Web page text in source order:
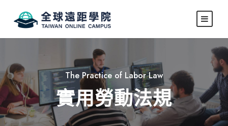
The Practice of Labor Law
實用勞動法規